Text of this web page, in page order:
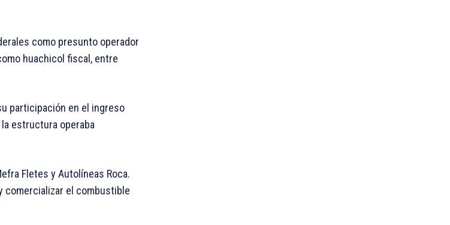
como presunto operador
huachicol fiscal, entre
participación en el ingreso
estructura operaba
Fletes y Autolíneas Roca.
comercializar el combustible